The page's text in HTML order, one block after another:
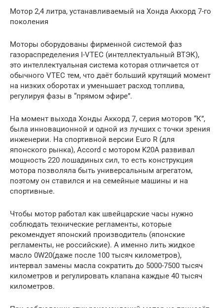
Мотор 2,4 литра, устанавливаемый на Хонда Аккорд 7-го
поколения
Моторы оборудованы фирменной системой фаз
газораспределения I-VTEC (интеллектуальный ВТЭК),
это интеллектуальная система которая отличается от
обычного VTEC тем, что даёт больший крутящий момент
на низких оборотах и уменьшает расход топлива,
регулируя фазы в “прямом эфире”.
На момент выхода Хонды Аккорд 7, серия моторов “К”,
была инновационной и одной из лучших с точки зрения
инженерии. На спортивной версии Euro R (для
японского рынка), Accord с мотором K20A развивал
мощность 220 лошадиных сил, то есть конструкция
мотора позволяла быть универсальным агрегатом,
поэтому он ставился и на семейные машины и на
спортивные.
Чтобы мотор работал как швейцарские часы нужно
соблюдать технические регламенты, которые
рекомендует японский производитель (японские
регламенты, не российские). А именно лить жидкое
масло 0W20(даже после 100 тысяч километров),
интервал замены масла сократить до 5000-7500 тысяч
километров и регулировать клапана каждые 40 тысяч
километров.